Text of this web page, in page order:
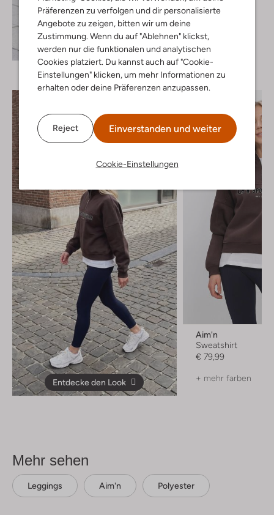
Präferenzen zu verfolgen und dir personalisierte
Angebote zu zeigen, bitten wir um deine
Zustimmung. Wenn du auf "Ablehnen" klickst,
werden nur die funktionalen und analytischen
Cookies platziert. Du kannst auch auf "Cookie-
Einstellungen" klicken, um mehr Informationen zu
erhalten oder deine Präferenzen anzupassen.
Reject Einverstanden und weiter
Cookie-Einstellungen
Entdecke den Look
Sweatshirt
+ mehr farben
Entdecke den Look
Aim'n
Sweatshirt
€ 79,99
+ mehr farben
Mehr sehen
Leggings Aim'n Polyester